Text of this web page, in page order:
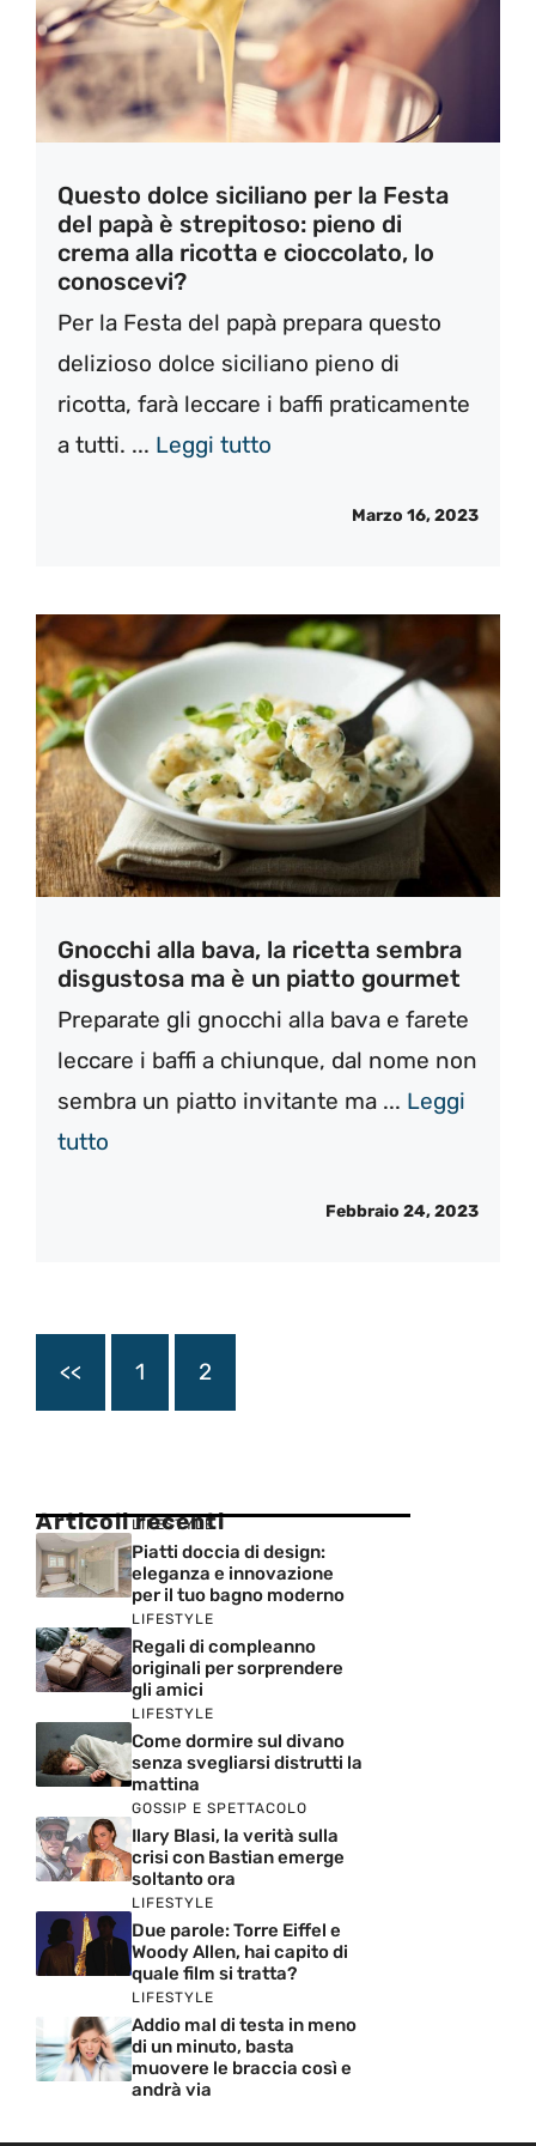
Questo dolce siciliano per la Festa
del papà è strepitoso: pieno di
crema alla ricotta e cioccolato, lo
conoscevi?
Per la Festa del papà prepara questo
delizioso dolce siciliano pieno di
ricotta, farà leccare i baffi praticamente
a tutti. ... Leggi tutto
Marzo 16, 2023
Gnocchi alla bava, la ricetta sembra
disgustosa ma è un piatto gourmet
Preparate gli gnocchi alla bava e farete
leccare i baffi a chiunque, dal nome non
sembra un piatto invitante ma ... Leggi
tutto
Febbraio 24, 2023
<< 1 2
Articoli recenti
LIFESTYLE
Piatti doccia di design:
eleganza e innovazione
per il tuo bagno moderno
LIFESTYLE
Regali di compleanno
originali per sorprendere
gli amici
LIFESTYLE
Come dormire sul divano
senza svegliarsi distrutti la
mattina
GOSSIP E SPETTACOLO
Ilary Blasi, la verità sulla
crisi con Bastian emerge
soltanto ora
LIFESTYLE
Due parole: Torre Eiffel e
Woody Allen, hai capito di
quale film si tratta?
LIFESTYLE
Addio mal di testa in meno
di un minuto, basta
muovere le braccia così e
andrà via